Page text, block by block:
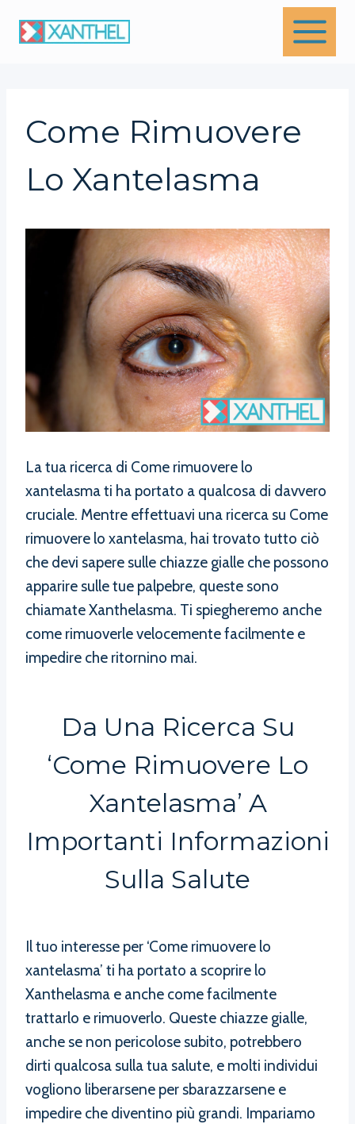
Come Rimuovere
Lo Xantelasma
La tua ricerca di Come rimuovere lo
xantelasma ti ha portato a qualcosa di davvero
cruciale. Mentre effettuavi una ricerca su Come
rimuovere lo xantelasma, hai trovato tutto ciò
che devi sapere sulle chiazze gialle che possono
apparire sulle tue palpebre, queste sono
chiamate Xanthelasma. Ti spiegheremo anche
come rimuoverle velocemente facilmente e
impedire che ritornino mai.
Da Una Ricerca Su
‘Come Rimuovere Lo
Xantelasma’ A
Importanti Informazioni
Sulla Salute
Il tuo interesse per ‘Come rimuovere lo
xantelasma’ ti ha portato a scoprire lo
Xanthelasma e anche come facilmente
trattarlo e rimuoverlo. Queste chiazze gialle,
anche se non pericolose subito, potrebbero
dirti qualcosa sulla tua salute, e molti individui
vogliono liberarsene per sbarazzarsene e
impedire che diventino più grandi. Impariamo